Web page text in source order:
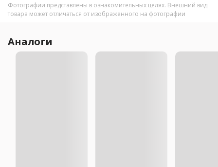
Фотографии представлены в ознакомительных целях. Внешний вид
товара может отличаться от изображенного на фотографии
Аналоги